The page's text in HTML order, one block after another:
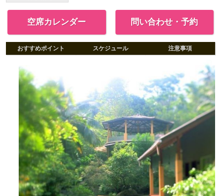
空席カレンダー 問い合わせ・予約
おすすめポイント スケジュール 注意事項